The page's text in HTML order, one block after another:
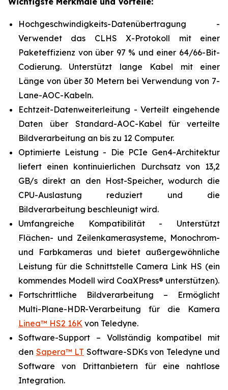
Hochgeschwindigkeits-Datenübertragung -
Verwendet das CLHS X-Protokoll mit einer
Paketeffizienz von über 97 % und einer 64/66-Bit-
Codierung. Unterstützt lange Kabel mit einer
Länge von über 30 Metern bei Verwendung von 7-
Lane-AOC-Kabeln.
Echtzeit-Datenweiterleitung - Verteilt eingehende
Daten über Standard-AOC-Kabel für verteilte
Bildverarbeitung an bis zu 12 Computer.
Optimierte Leistung - Die PCIe Gen4-Architektur
liefert einen kontinuierlichen Durchsatz von 13,2
GB/s direkt an den Host-Speicher, wodurch die
CPU-Auslastung reduziert und die
Bildverarbeitung beschleunigt wird.
Umfangreiche Kompatibilität - Unterstützt
Flächen- und Zeilenkamerasysteme, Monochrom-
und Farbkameras und bietet außergewöhnliche
Leistung für die Schnittstelle Camera Link HS (ein
kommendes Modell wird CoaXPress® unterstützen).
Fortschrittliche Bildverarbeitung – Ermöglicht
Multi-Plane-HDR-Verarbeitung für die Kamera
Linea™ HS2 16K von Teledyne.
Software-Support – Vollständig kompatibel mit
den Sapera™ LT Software-SDKs von Teledyne und
Software von Drittanbietern für eine nahtlose
Integration.